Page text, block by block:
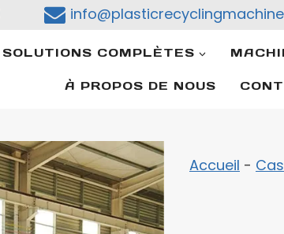
SOLUTIONS COMPLÈTES
À PROPOS DE NOUS
Accueil -